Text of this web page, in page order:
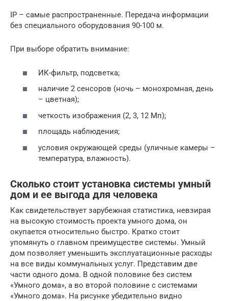
IP – самые распространенные. Передача информации
без специального оборудования 90-100 м.
При выборе обратить внимание:
ИК-фильтр, подсветка;
наличие 2 сенсоров (ночь – монохромная, день
– цветная);
четкость изображения (2, 3, 12 Мп);
площадь наблюдения;
условия окружающей среды (уличные камеры –
температура, влажность).
Сколько стоит установка системы умный
дом и ее выгода для человека
Как свидетельствует зарубежная статистика, невзирая
на высокую стоимость проекта умного дома, он
окупается относительно быстро. Кратко стоит
упомянуть о главном преимуществе системы. Умный
дом позволяет уменьшить эксплуатационные расходы
на все виды коммунальных услуг. Представим две
части одного дома. В одной половине без систем
«Умного дома», а во второй половине с системами
«Умного дома». На рисунке убедительно видно